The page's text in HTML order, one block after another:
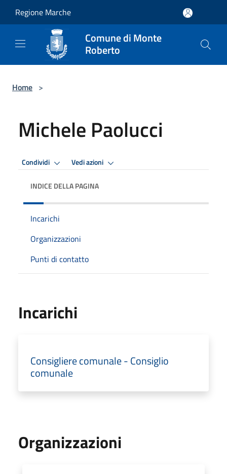
Regione Marche
Comune di Monte
Roberto
Home >
Michele Paolucci
Condividi Vedi azioni
INDICE DELLA PAGINA
Incarichi
Organizzazioni
Punti di contatto
Incarichi
Consigliere comunale - Consiglio
comunale
Organizzazioni